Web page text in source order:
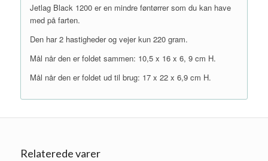
Jetlag Black 1200 er en mindre føntørrer som du kan have
med på farten.
Den har 2 hastigheder og vejer kun 220 gram.
Mål når den er foldet sammen: 10,5 x 16 x 6, 9 cm H.
Mål når den er foldet ud til brug: 17 x 22 x 6,9 cm H.
Relaterede varer